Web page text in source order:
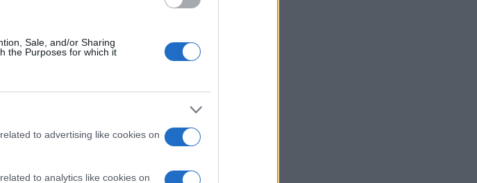
Sale, and/or Sharing
the Purposes for which it
to advertising like cookies on
to analytics like cookies on